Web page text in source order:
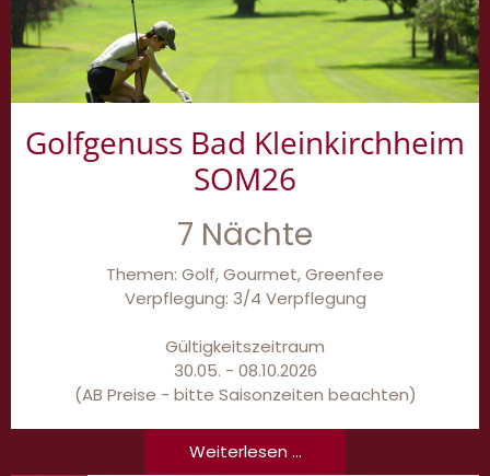
Golfgenuss Bad Kleinkirchheim
SOM26
7 Nächte
Themen: Golf, Gourmet, Greenfee
Verpflegung: 3/4 Verpflegung
Gültigkeitszeitraum
30.05. - 08.10.2026
(AB Preise - bitte Saisonzeiten beachten)
Weiterlesen ...